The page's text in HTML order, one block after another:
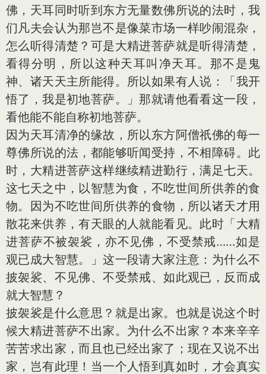
佛，天耳同时听到东方无量数佛所说的法时，我
们凡夫会认为那岂不是像菜市场一样吵闹混杂，
怎么听得清楚？可是大精进菩萨就是听得清楚，
看得分明，所以这种天耳叫净天耳。那不是鬼
神、诸天天主所能得。所以如果有人说：「我开
悟了，我是初地菩萨。」那就请他看看这一段，
看他能不能自称初地菩萨。
因为天耳清净的缘故，所以东方阿僧祇佛的每一
尊佛所说的法，都能够听闻受持，不相障碍。此
时，大精进菩萨这样继续精进勤行，满足七天。
这七天之中，以智慧为食，不吃世间所供养的食
物。因为不吃世间所供养的食物，所以诸天才用
散花来供养，有天眼的人就能看见。此时「大精
进菩萨不被袈裟，亦不见佛，不受禁戒……如是
观已成大智慧。」这一段请大家注意 ：为什么不
披袈裟、不见佛、不受禁戒、如此观已，反而成
就大智慧？
披袈裟是什么意思？就是出家。也就是说这个时
候大精进菩萨不出家。为什么不出家？本来辛辛
苦苦求出家，而且也已经出家了；现在又说不出
家，岂有此理！当一个人悟到真如时，才会真实